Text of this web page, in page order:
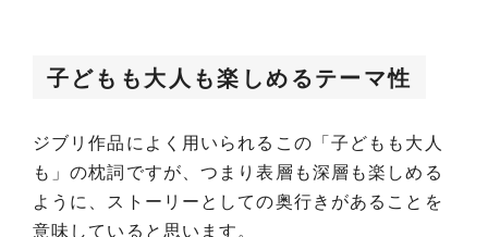
子どもも大人も楽しめるテーマ性
ジブリ作品によく用いられるこの「子どもも大人
も」の枕詞ですが、つまり表層も深層も楽しめる
ように、ストーリーとしての奥行きがあることを
意味していると思います。